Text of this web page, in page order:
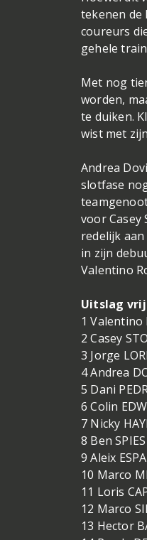
tekenen de
coureurs
gehele
Met nog
worden,
te duiken.
wist met
Andrea
slotfase
voor Casey
redelijk
in zijn
Valentino
Uitslag
1 Valentino
2 Casey
3 Jorge
4 Andrea
5 Dani
6 Colin
7 Nicky
8 Ben
9 Aleix
10 Marco
11 Loris
12 Marco
13 Hector